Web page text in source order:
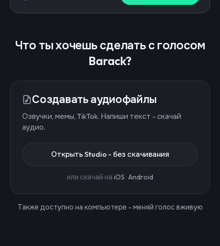
Что ты хочешь сделать с голосом
Barack?
Создавать аудиофайлы
Озвучки, мемы, TikTok. Напиши текст - скачай
аудио.
Открыть Studio - без скачивания
или скачай на iOS ·Android
Также доступно на компьютере - меняй голос вживую